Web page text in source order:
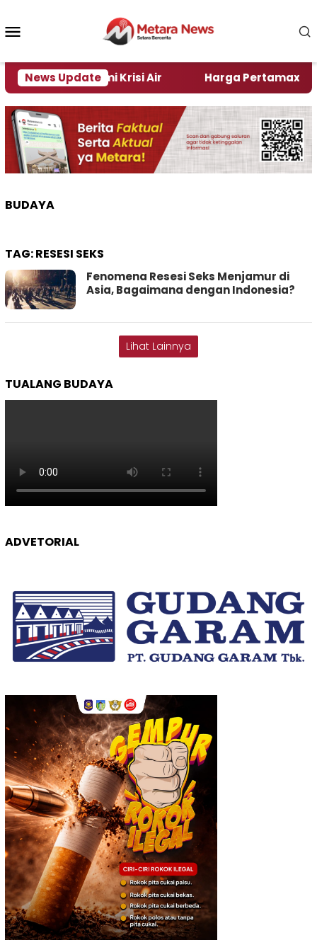
konten
News Update
Jember Alami Krisi Air Harga Pertamax
BUDAYA
TAG:RESESI SEKS
Fenomena Resesi Seks Menjamur di
Asia, Bagaimana dengan Indonesia?
Lihat Lainnya
TUALANG BUDAYA
ADVETORIAL